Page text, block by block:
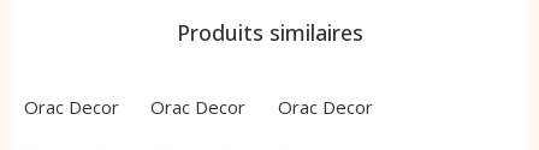
Produits similaires
Orac Decor Orac Decor Orac Decor